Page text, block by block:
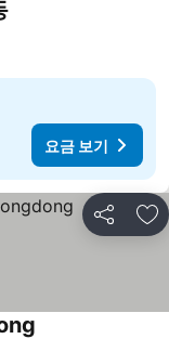
요금 보기
공유 즐